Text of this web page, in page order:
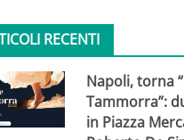
RECENTI
Napoli, torna
Tammorra”:
in Piazza